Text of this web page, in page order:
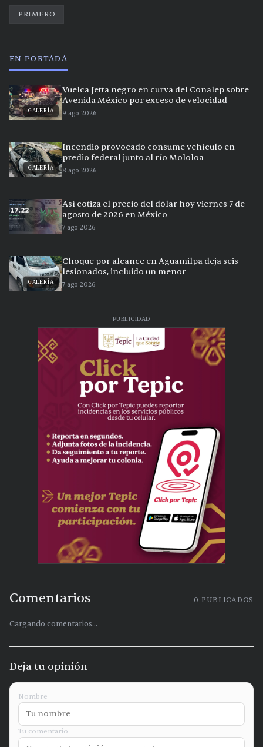
PRIMERO
EN PORTADA
GALERÍA
Vuelca Jetta negro en curva del Conalep sobre
Avenida México por exceso de velocidad
9 ago 2026
GALERÍA
Incendio provocado consume vehículo en
predio federal junto al río Mololoa
8 ago 2026
Así cotiza el precio del dólar hoy viernes 7 de
agosto de 2026 en México
7 ago 2026
GALERÍA
Choque por alcance en Aguamilpa deja seis
lesionados, incluido un menor
7 ago 2026
PUBLICIDAD
Comentarios 0 PUBLICADOS
Cargando comentarios...
Deja tu opinión
Nombre
Tu comentario